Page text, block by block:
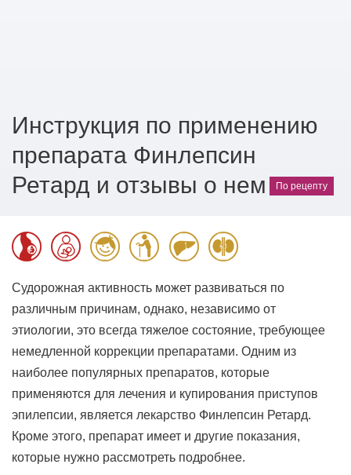
Инструкция по применению
препарата Финлепсин
Ретард и отзывы о нем
По рецепту
Судорожная активность может развиваться по
различным причинам, однако, независимо от
этиологии, это всегда тяжелое состояние, требующее
немедленной коррекции препаратами. Одним из
наиболее популярных препаратов, которые
применяются для лечения и купирования приступов
эпилепсии, является лекарство Финлепсин Ретард.
Кроме этого, препарат имеет и другие показания,
которые нужно рассмотреть подробнее.